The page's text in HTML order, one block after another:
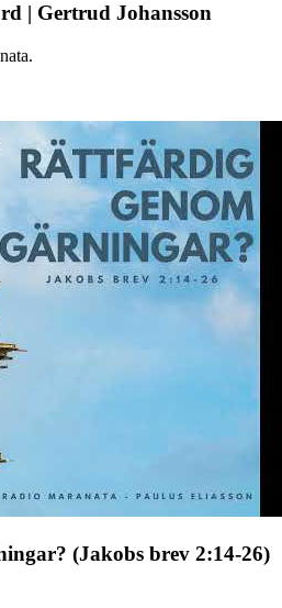
| Gertrud Johansson
(Jakobs brev 2:14-26)